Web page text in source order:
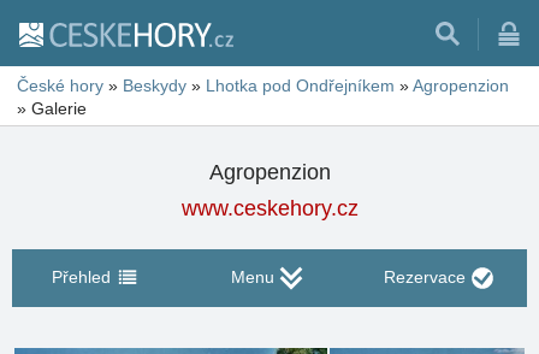
České hory » Beskydy » Lhotka pod Ondřejníkem »Agropenzion
» Galerie
Agropenzion
www.ceskehory.cz
Přehled Menu Rezervace